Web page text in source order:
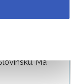
zájezd krásně
Má